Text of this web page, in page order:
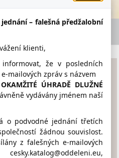
příspěvková
A MŠ Dolní Habartice
organizace
412 585 014
skoladolhabartice@seznam.cz
– falešná předžalobní
klienti,
že v posledních
mailových zpráv s názvem
ÚHRADĚ DLUŽNÉ
vydávány jménem naší
o podvodné jednání třetích
žádnou souvislost.
z falešných e-mailových